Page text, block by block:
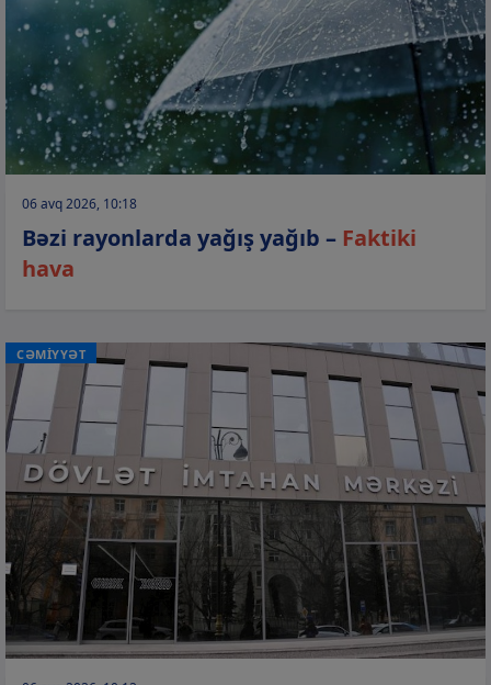
06 avq 2026, 10:18
Bəzi rayonlarda yağış yağıb – Faktiki
hava
CƏMİYYƏT